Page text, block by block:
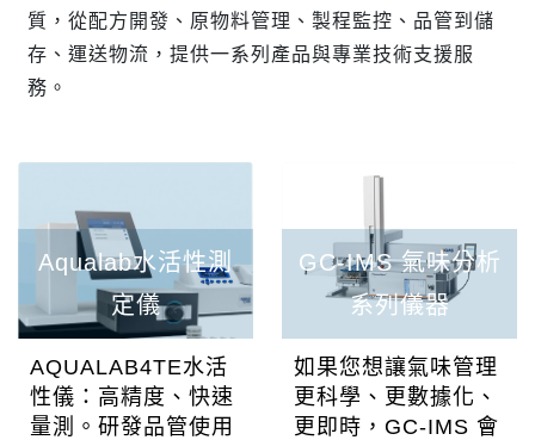
質，從配方開發、原物料管理、製程監控、品管到儲
存、運送物流，提供一系列產品與專業技術支援服
務。
Aqualab水活性測
定儀
AQUALAB4TE水活
性儀：高精度、快速
量測。研發品管使用
GC-IMS 氣味分析
系列儀器
如果您想讓氣味管理
更科學、更數據化、
更即時，GC-IMS 會